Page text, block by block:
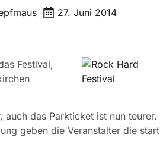
27. Juni 2014
Festival,
das Parkticket ist nun teurer.
geben die Veranstalter die start